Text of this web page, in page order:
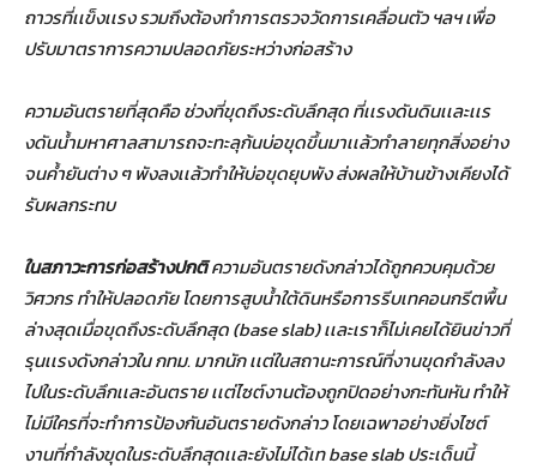
ถาวรที่เเข็งเเรง รวมถึงต้องทำการตรวจวัดการเคลื่อนตัว ฯลฯ เพื่อ
ปรับมาตราการความปลอดภัยระหว่างก่อสร้าง
ความอันตรายที่สุดคือ ช่วงที่ขุดถึงระดับลึกสุด ที่เเรงดันดินเเละเเร
งดันน้ำมหาศาลสามารถจะทะลุก้นบ่อขุดขึ้นมาเเล้วทำลายทุกสิ่งอย่าง
จนค้ำยันต่าง ๆ พังลงเเล้วทำให้บ่อขุดยุบพัง ส่งผลให้บ้านข้างเคียงได้
รับผลกระทบ
ในสภาวะการก่อสร้างปกติความอันตรายดังกล่าวได้ถูกควบคุมด้วย
วิศวกร ทำให้ปลอดภัย โดยการสูบน้ำใต้ดินหรือการรีบเทคอนกรีตพื้น
ล่างสุดเมื่อขุดถึงระดับลึกสุด (base slab)เเละเราก็ไม่เคยได้ยินข่าวที่
รุนเเรงดังกล่าวใน กทม. มากนัก เเต่ในสถานะการณ์ที่งานขุดกำลังลง
ไปในระดับลึกเเละอันตราย เเต่ไซต์งานต้องถูกปิดอย่างกะทันหัน ทำให้
ไม่มีใครที่จะทำการป้องกันอันตรายดังกล่าว โดยเฉพาอย่างยิ่งไซต์
งานที่กำลังขุดในระดับลึกสุดเเละยังไม่ได้เทbase slabประเด็นนี้